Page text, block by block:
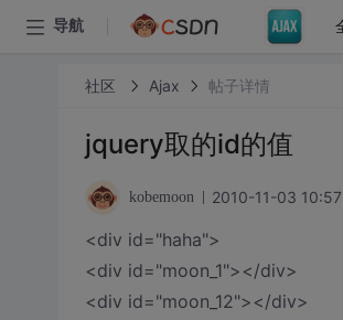
导航
社区 Ajax 帖子详情
jquery取的id的值
kobemoon 2010-11-03
<div id="haha">
<div id="moon_1"></div>
<div id="moon_12"></div>